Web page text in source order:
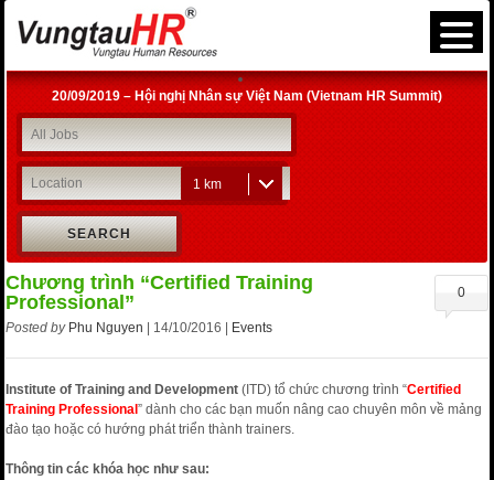
20/09/2019 – Hội nghị Nhân sự Việt Nam (Vietnam HR Summit)
29/8/2019 – Setting KPI
28/06/2019 – Hội thảo “Coaching for Development” – VungtauHR
Chương trình “Thế hệ tiếp nối – GenNext” mùa hè 2019 tại Vũng Tàu
12/04/2019 – Chia sẻ an toàn và tham quan nhà máy BLUESCOPE
Petro1 – Petroleum Engineering For Other Disciplines (Vietnam-2019)
Khóa đào tạo nghiệp vụ đấu thầu qua mạng – 28 & 29/05/2022
27/12/2019 | Xử lý kỷ luật lao động và trách nhiệm vật chất | VNHR Vung
Tau
1 km
SEARCH
0
Chương trình “Certified Training
Professional”
Posted by Phu Nguyen | 14/10/2016 | Events
Institute of Training and Development (ITD) tổ chức chương trình “Certified
Training Professional” dành cho các bạn muốn nâng cao chuyên môn về mảng
đào tạo hoặc có hướng phát triển thành trainers.
Thông tin các khóa học như sau: